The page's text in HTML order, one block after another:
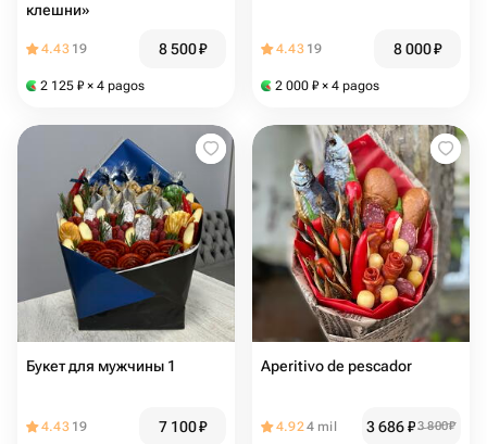
клешни»
4.43 19 8 500₽
2 125 ₽ × 4 pagos
4.43 19 8 000₽
2 000 ₽ × 4 pagos
Букет для мужчины 1
4.43 19 7 100₽
Aperitivo de pescador
4.924 mil 3 686₽3 800₽